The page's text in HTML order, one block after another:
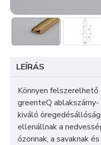
LEÍRÁS
Könnyen
greenteQ
kiváló
ellenállnak a
ózonnak, a savaknak